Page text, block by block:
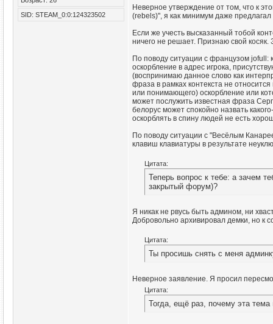
SID: STEAM_0:0:124323502
Неверное утверждение от том, что к
(rebels)", я как минимум даже
Если же учесть высказанный тобой
ничего не решает. Признаю свой
По поводу ситуации с французом jofull:
оскорбление в адрес игрока,
(воспринимаю данное слово как
фраза в рамках контекста не
или понимающего) оскорбление или
может послужить известная фраза
белорус может спокойно назвать
оскорблять в спину людей не есть
По поводу ситуации с "Весёлым
клавиш клавиатуры в результате
Цитата:
Теперь вопрос к тебе: а зачем
закрытый форум)?
Я никак не рвусь быть админом, ни
Добровольно архивировал демки, но к
Цитата:
Ты просишь снять с меня
Неверное заявление. Я просил
Цитата:
Тогда, ещё раз, почему эта